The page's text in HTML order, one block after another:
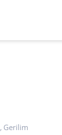
, Gerilim